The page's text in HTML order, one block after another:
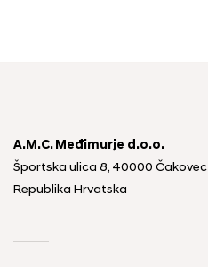
A.M.C. Međimurje d.o.o.
Športska ulica 8, 40000 Čakovec
Republika Hrvatska